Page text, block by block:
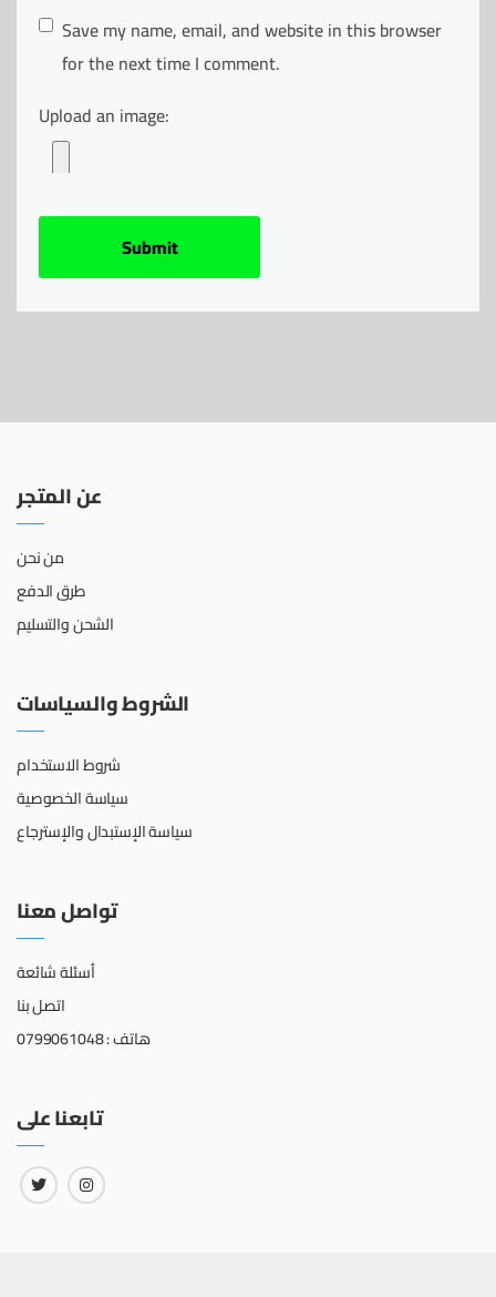
Save my name, email, and website in this browser
for the next time I comment.
Upload an image:
عن المتجر
من نحن
طرق الدفع
الشحن والتسليم
الشروط والسياسات
شروط الاستخدام
سياسة الخصوصية
سياسة الإستبدال والإسترجاع
تواصل معنا
أسئلة شائعة
اتصل بنا
هاتف : 0799061048
تابعنا على